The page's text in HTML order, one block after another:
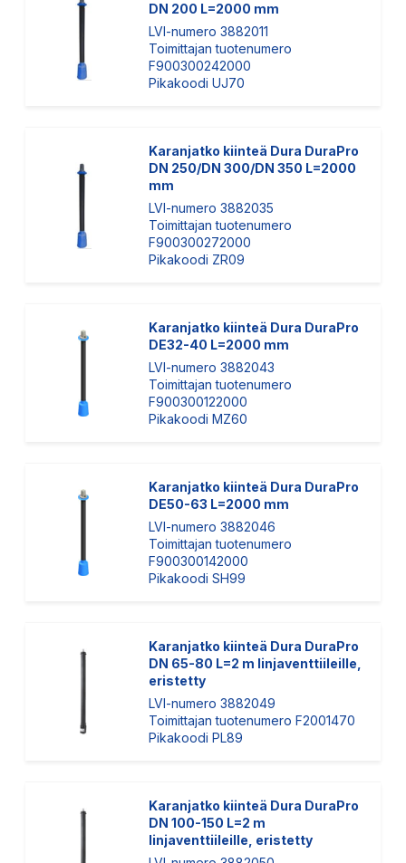
DN 200 L=2000 mm
LVI-numero 3882011
Toimittajan tuotenumero
F900300242000
Pikakoodi UJ70
Karanjatko kiinteä Dura DuraPro
DN 250/DN 300/DN 350 L=2000
mm
LVI-numero 3882035
Toimittajan tuotenumero
F900300272000
Pikakoodi ZR09
Karanjatko kiinteä Dura DuraPro
DE32-40 L=2000 mm
LVI-numero 3882043
Toimittajan tuotenumero
F900300122000
Pikakoodi MZ60
Karanjatko kiinteä Dura DuraPro
DE50-63 L=2000 mm
LVI-numero 3882046
Toimittajan tuotenumero
F900300142000
Pikakoodi SH99
Karanjatko kiinteä Dura DuraPro
DN 65-80 L=2 m linjaventtiileille,
eristetty
LVI-numero 3882049
Toimittajan tuotenumero F2001470
Pikakoodi PL89
Karanjatko kiinteä Dura DuraPro
DN 100-150 L=2 m
linjaventtiileille, eristetty